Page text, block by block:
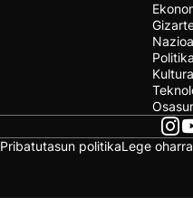
Pribatutasun politikaLege oharra